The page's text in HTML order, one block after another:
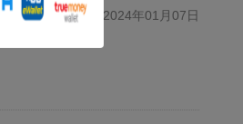
投稿日：2024年01月07日